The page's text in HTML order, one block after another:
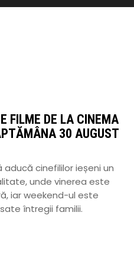
FILME DE LA CINEMA
30 AUGUST
cinefililor ieșeni un
unde vinerea este
iar weekend-ul este
întregii familii.